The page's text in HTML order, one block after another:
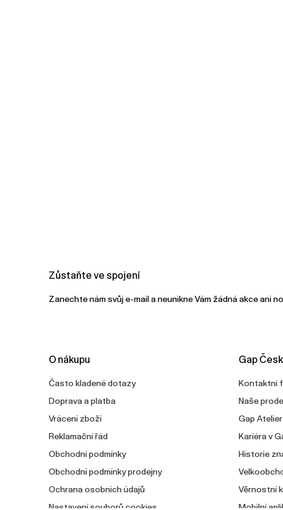
Zůstaňte ve spojení
Zanechte nám svůj e-mail a neunikne Vám žádná akce ani
O nákupu
Často kladené dotazy
Doprava a platba
Vrácení zboží
Reklamační řád
Obchodní podmínky
Obchodní podmínky prodejny
Ochrana osobních údajů
Nastavení souborů cookies
Gap
Kontaktní
Naše
Gap Atelier
Kariéra v
Historie
Věrnostní
Mobilní